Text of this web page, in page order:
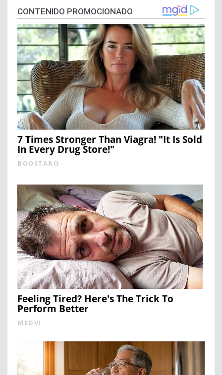
CONTENIDO PROMOCIONADO
7 Times Stronger Than Viagra! "It Is Sold
In Every Drug Store!"
BOOSTARO
Feeling Tired? Here's The Trick To
Perform Better
MEDVI